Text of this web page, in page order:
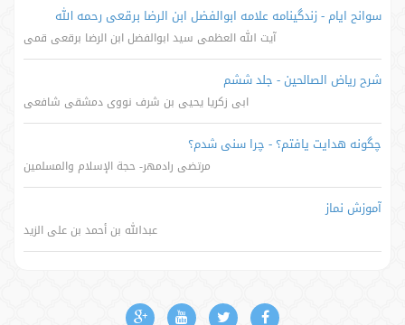
سوانح ایام - زندگینامه علامه ابوالفضل ابن الرضا برقعی رحمه الله
آیت الله العظمی سید ابوالفضل ابن الرضا برقعی قمی
شرح ریاض الصالحین - جلد ششم
ابی زکریا یحیی بن شرف نووی دمشقی شافعی
چگونه هدایت یافتم؟ - چرا سنی شدم؟
مرتضی رادمهر- حجة الإسلام والمسلمین
آموزش نماز
عبدالله بن أحمد بن علی الزید